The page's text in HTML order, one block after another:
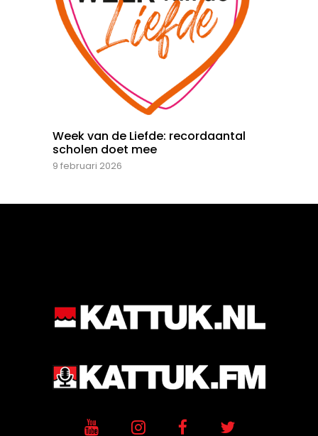
Week van de Liefde: recordaantal
scholen doet mee
9 februari 2026